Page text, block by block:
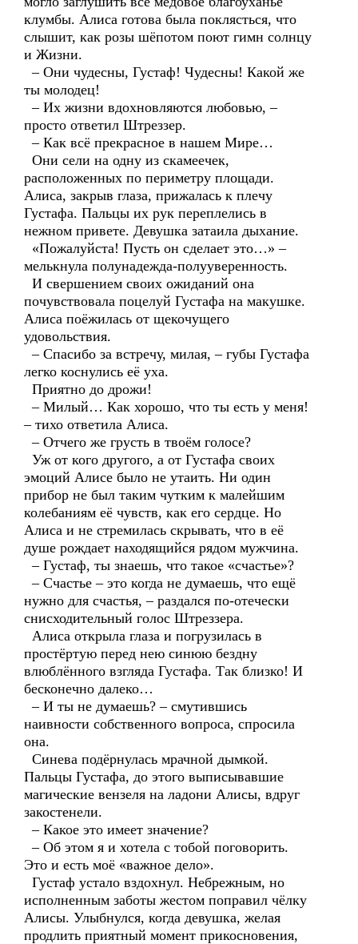
клумбы. Алиса готова была поклясться, что
слышит, как розы шёпотом поют гимн солнцу
и Жизни.
– Они чудесны, Густаф! Чудесны! Какой же
ты молодец!
– Их жизни вдохновляются любовью, –
просто ответил Штреззер.
– Как всё прекрасное в нашем Мире…
Они сели на одну из скамеечек,
расположенных по периметру площади.
Алиса, закрыв глаза, прижалась к плечу
Густафа. Пальцы их рук переплелись в
нежном привете. Девушка затаила дыхание.
«Пожалуйста! Пусть он сделает это…» –
мелькнула полунадежда-полууверенность.
И свершением своих ожиданий она
почувствовала поцелуй Густафа на макушке.
Алиса поёжилась от щекочущего
удовольствия.
– Спасибо за встречу, милая, – губы Густафа
легко коснулись её уха.
Приятно до дрожи!
– Милый… Как хорошо, что ты есть у меня!
– тихо ответила Алиса.
– Отчего же грусть в твоём голосе?
Уж от кого другого, а от Густафа своих
эмоций Алисе было не утаить. Ни один
прибор не был таким чутким к малейшим
колебаниям её чувств, как его сердце. Но
Алиса и не стремилась скрывать, что в её
душе рождает находящийся рядом мужчина.
– Густаф, ты знаешь, что такое «счастье»?
– Счастье – это когда не думаешь, что ещё
нужно для счастья, – раздался по-отечески
снисходительный голос Штреззера.
Алиса открыла глаза и погрузилась в
простёртую перед нею синюю бездну
влюблённого взгляда Густафа. Так близко! И
бесконечно далеко…
– И ты не думаешь? – смутившись
наивности собственного вопроса, спросила
она.
Синева подёрнулась мрачной дымкой.
Пальцы Густафа, до этого выписывавшие
магические вензеля на ладони Алисы, вдруг
закостенели.
– Какое это имеет значение?
– Об этом я и хотела с тобой поговорить.
Это и есть моё «важное дело».
Густаф устало вздохнул. Небрежным, но
исполненным заботы жестом поправил чёлку
Алисы. Улыбнулся, когда девушка, желая
продлить приятный момент прикосновения,